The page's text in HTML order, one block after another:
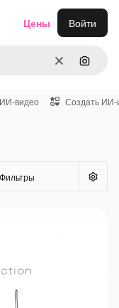
ОчиститьПоиск
Цены Войти
видео Создать ИИ-
Фильтры